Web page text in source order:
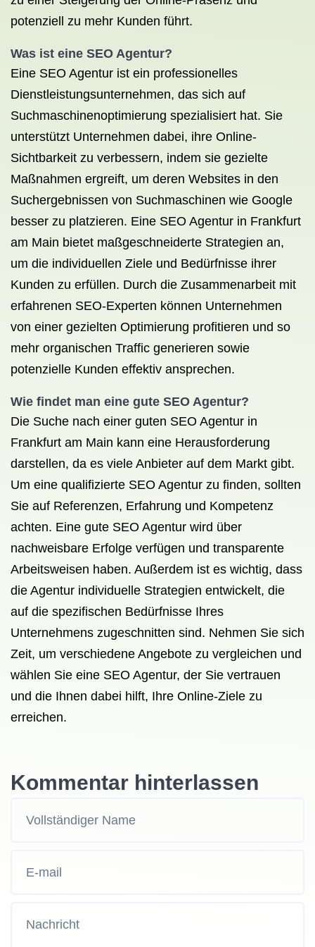
potenziell zu mehr Kunden führt.
Was ist eine SEO Agentur?
Eine SEO Agentur ist ein professionelles
Dienstleistungsunternehmen, das sich auf
Suchmaschinenoptimierung spezialisiert hat. Sie
unterstützt Unternehmen dabei, ihre Online-
Sichtbarkeit zu verbessern, indem sie gezielte
Maßnahmen ergreift, um deren Websites in den
Suchergebnissen von Suchmaschinen wie Google
besser zu platzieren. Eine SEO Agentur in Frankfurt
am Main bietet maßgeschneiderte Strategien an,
um die individuellen Ziele und Bedürfnisse ihrer
Kunden zu erfüllen. Durch die Zusammenarbeit mit
erfahrenen SEO-Experten können Unternehmen
von einer gezielten Optimierung profitieren und so
mehr organischen Traffic generieren sowie
potenzielle Kunden effektiv ansprechen.
Wie findet man eine gute SEO Agentur?
Die Suche nach einer guten SEO Agentur in
Frankfurt am Main kann eine Herausforderung
darstellen, da es viele Anbieter auf dem Markt gibt.
Um eine qualifizierte SEO Agentur zu finden, sollten
Sie auf Referenzen, Erfahrung und Kompetenz
achten. Eine gute SEO Agentur wird über
nachweisbare Erfolge verfügen und transparente
Arbeitsweisen haben. Außerdem ist es wichtig, dass
die Agentur individuelle Strategien entwickelt, die
auf die spezifischen Bedürfnisse Ihres
Unternehmens zugeschnitten sind. Nehmen Sie sich
Zeit, um verschiedene Angebote zu vergleichen und
wählen Sie eine SEO Agentur, der Sie vertrauen
und die Ihnen dabei hilft, Ihre Online-Ziele zu
erreichen.
Kommentar hinterlassen